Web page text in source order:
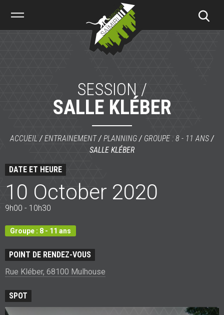
Parkour
SESSION /
SALLE KLÉBER
ACCUEIL /ENTRAINEMENT/PLANNING / GROUPE : 8 - 11 ANS /
SALLE KLÉBER
DATE ET HEURE
10 October 2020
9h00 - 10h30
Groupe : 8 - 11 ans
POINT DE RENDEZ-VOUS
Rue Kléber, 68100 Mulhouse
SPOT